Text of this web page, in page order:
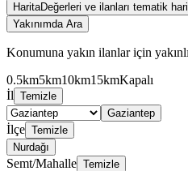
HaritaDeğerleri ve ilanları tematik
Yakınımda Ara
Konumuna yakın ilanlar için
0.5km5km10km15kmKapalı
İl Temizle
Gaziantep
İlçe Temizle
Nurdağı
Semt/Mahalle Temizle